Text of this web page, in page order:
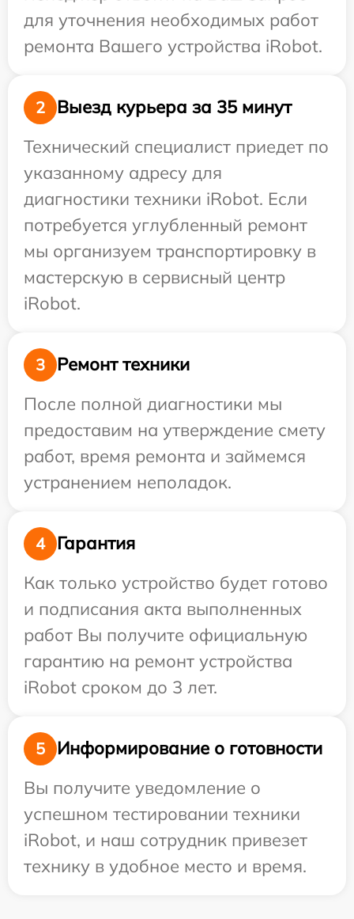
для уточнения необходимых работ
ремонта Вашего устройства iRobot.
2
Выезд курьера за 35 минут
Технический специалист приедет по
указанному адресу для
диагностики техники iRobot. Если
потребуется углубленный ремонт
мы организуем транспортировку в
мастерскую в сервисный центр
iRobot.
3
Ремонт техники
После полной диагностики мы
предоставим на утверждение смету
работ, время ремонта и займемся
устранением неполадок.
4
Гарантия
Как только устройство будет готово
и подписания акта выполненных
работ Вы получите официальную
гарантию на ремонт устройства
iRobot сроком до 3 лет.
5
Информирование о готовности
Вы получите уведомление о
успешном тестировании техники
iRobot, и наш сотрудник привезет
технику в удобное место и время.